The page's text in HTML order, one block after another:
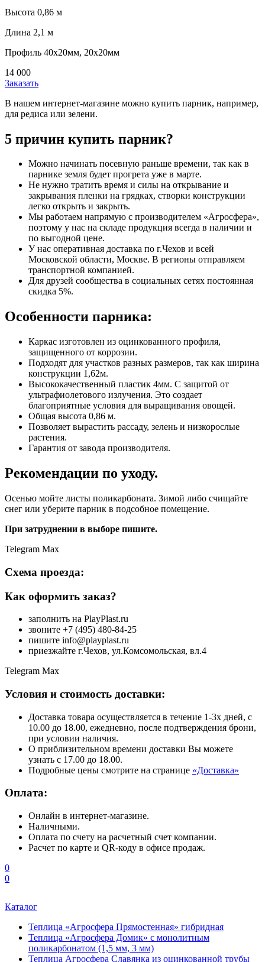
Высота 0,86 м
Длина 2,1 м
Профиль 40x20мм, 20x20мм
14 000
Заказать
В нашем интернет-магазине можно купить парник, например,
для редиса или зелени.
5 причин купить парник?
Можно начинать посевную раньше времени, так как в
парнике земля будет прогрета уже в марте.
Не нужно тратить время и силы на открывание и
закрывания пленки на грядках, створки конструкции
легко открыть и закрыть.
Мы работаем напрямую с производителем «Агросфера»,
поэтому у нас на складе продукция всегда в наличии и
по выгодной цене.
У нас оперативная доставка по г.Чехов и всей
Московской области, Москве. В регионы отправляем
транспортной компанией.
Для друзей сообщества в социальных сетях постоянная
скидка 5%.
Особенности парника:
Каркас изготовлен из оцинкованного профиля,
защищенного от коррозии.
Подходят для участков разных размеров, так как ширина
конструкции 1,62м.
Высококачественный пластик 4мм. С защитой от
ультрафиолетового излучения. Это создает
благоприятные условия для выращивания овощей.
Общая высота 0,86 м.
Позволяет вырастить рассаду, зелень и низкорослые
растения.
Гарантия от завода производителя.
Рекомендации по уходу.
Осенью мойте листы поликарбоната. Зимой либо счищайте
снег или уберите парник в подсобное помещение.
При затруднении в выборе пишите.
Telegram Max
Схема проезда:
Как оформить заказ?
заполнить на PlayPlast.ru
звоните +7 (495) 480-84-25
пишите info@playplast.ru
приезжайте г.Чехов, ул.Комсомольская, вл.4
Telegram Max
Условия и стоимость доставки:
Доставка товара осуществляется в течение 1-3х дней, с
10.00 до 18.00, ежедневно, после подтверждения брони,
при условии наличия.
О приблизительном времени доставки Вы можете
узнать с 17.00 до 18.00.
Подробные цены смотрите на странице «Доставка»
Оплата:
Онлайн в интернет-магазине.
Наличными.
Оплата по счету на расчетный счет компании.
Расчет по карте и QR-коду в офисе продаж.
0
0
Каталог
Теплица «Агросфера Прямостенная» гибридная
Теплица «Агросфера Домик» с монолитным
поликарбонатом (1,5 мм, 3 мм)
Теплица Агросфера Славянка из оцинкованной трубы